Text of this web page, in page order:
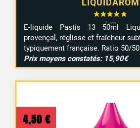
LIQUIDAROM
E-liquide Pastis 13 50ml
provençal, réglisse et fraîcheur
typiquement française. Ratio 50/
Prix moyens constatés: 15,90€
4,50 €